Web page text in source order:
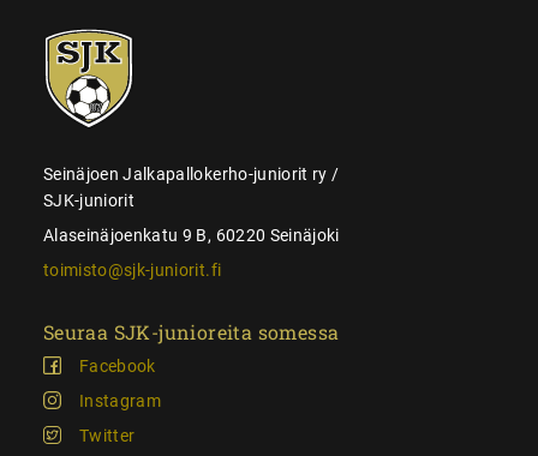
SJK-
juniorit
Seinäjoen Jalkapallokerho-juniorit ry /
SJK-juniorit
Alaseinäjoenkatu 9 B, 60220 Seinäjoki
toimisto@sjk-juniorit.fi
Seuraa SJK-junioreita somessa
Facebook
Instagram
Twitter